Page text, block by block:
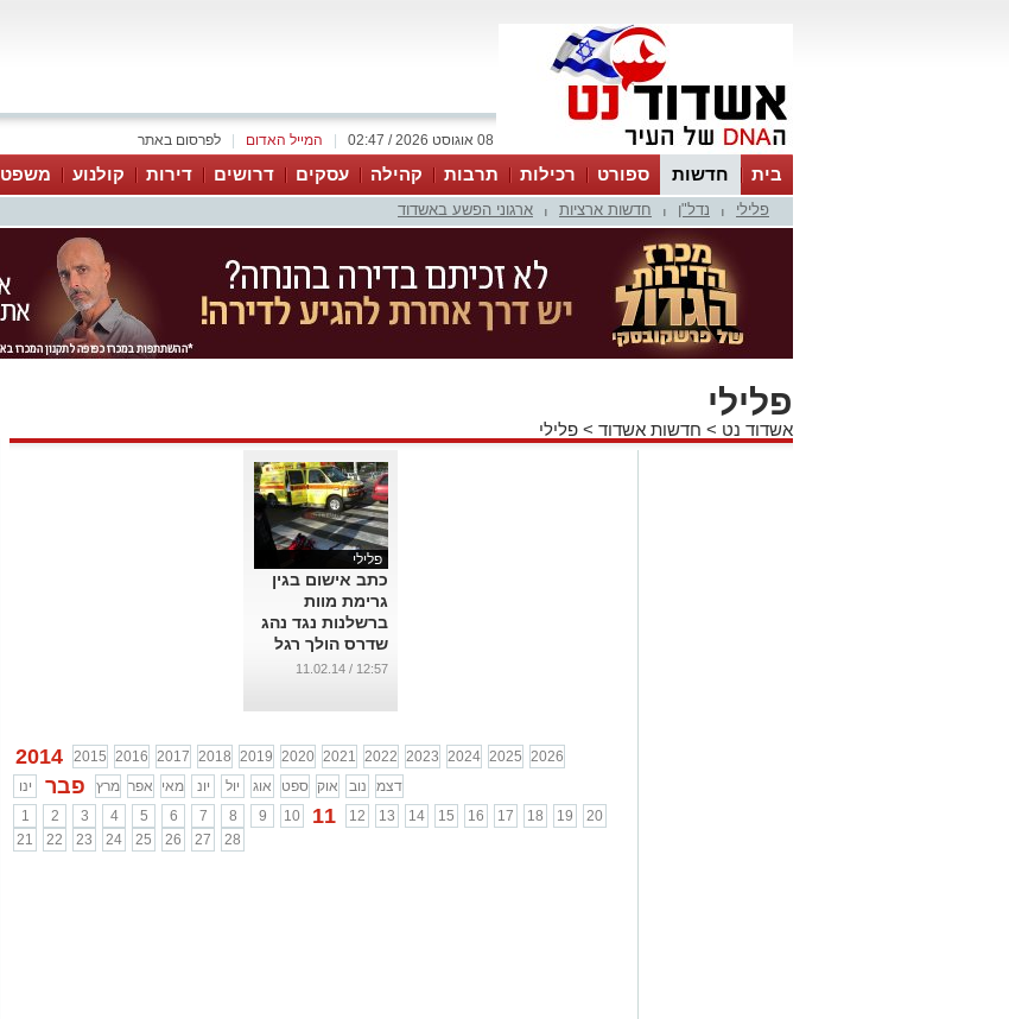
לפרסום באתר המייל האדום 08 אוגוסט 2026 / 02:47
בית חדשות ספורט רכילות תרבות קהילה עסקים דרושים דירות קולנוע משפט
פלילי נדל"ן חדשות ארציות ארגוני הפשע באשדוד
פלילי
אשדוד נט > חדשות אשדוד > פלילי
פלילי
כתב אישום בגין
גרימת מוות
ברשלנות נגד נהג
שדרס הולך רגל
ברחוב האורגים
12:57 / 11.02.14
2014 2015 2016 2017 2018 2019 2020 2021 2022 2023 2024 2025 2026
ינו
פבר מרץ אפר מאי יונ יול אוג ספט אוק נוב
דצמ
1
2 3 4 5 6 7 8 9 10 11 12 13 14 15 16 17 18 19
20
21
22 23 24 25 26 27 28